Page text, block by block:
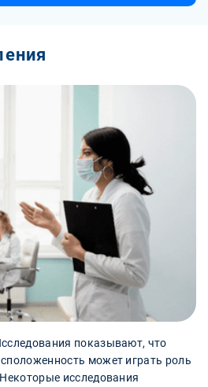
показывают, что
может играть роль
исследования